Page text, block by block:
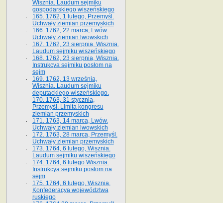
Wisznia. Laudum sejmiku
gospodarskiego wiszeńskiego
165. 1762, 1 lutego, Przemyśl.
Uchwały ziemian przemyskich
166. 1762, 22 marca, Lwów.
Uchwały ziemian lwowskich
167. 1762, 23 sierpnia, Wisznia.
Laudum sejmiku wiszeńskiego
168. 1762, 23 sierpnia, Wisznia.
Instrukcya sejmiku posłom na
sejm
169. 1762, 13 września,
Wisznia. Laudum sejmiku
deputackiego wiszeńskiego.
170. 1763, 31 stycznia,
Przemyśl. Limita kongresu
ziemian przemyskich
171. 1763, 14 marca, Lwów.
Uchwały ziemian lwowskich
172. 1763, 28 marca, Przemyśl.
Uchwały ziemian przemyskich
173. 1764, 6 lutego, Wisznia.
Laudum sejmiku wiszeńskiego
174. 1764, 6 lutego Wisznia.
Instrukcya sejmiku posłom na
sejm
175. 1764, 6 lutego, Wisznia.
Konfederacya województwa
ruskiego